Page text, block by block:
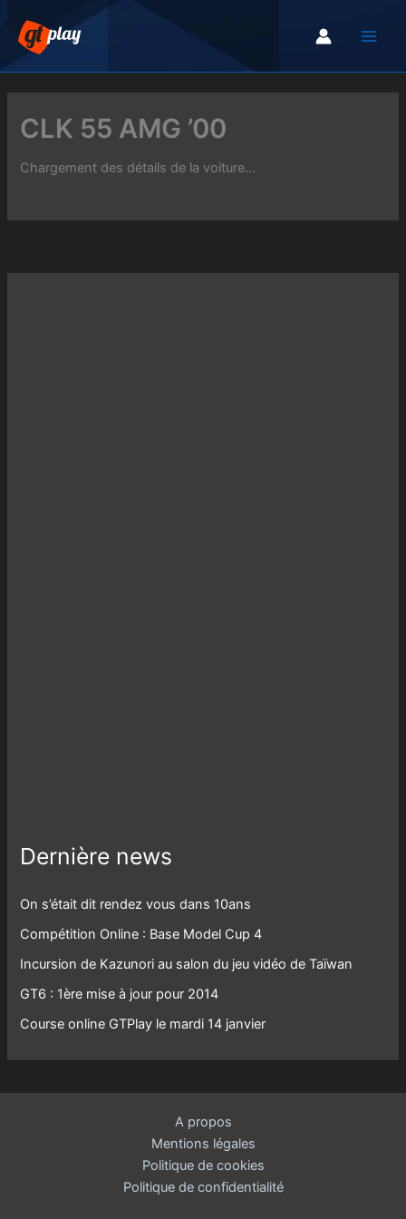
contenu
CLK 55 AMG ’00
Chargement des détails de la voiture...
Dernière news
On s’était dit rendez vous dans 10ans
Compétition Online : Base Model Cup 4
Incursion de Kazunori au salon du jeu vidéo de Taïwan
GT6 : 1ère mise à jour pour 2014
Course online GTPlay le mardi 14 janvier
A propos
Mentions légales
Politique de cookies
Politique de confidentialité